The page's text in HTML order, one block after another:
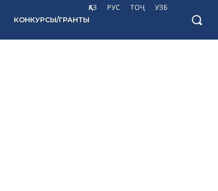
ҚАЗ РУС ТОҶ УЗБ
КОНКУРСЫ/ГРАНТЫ